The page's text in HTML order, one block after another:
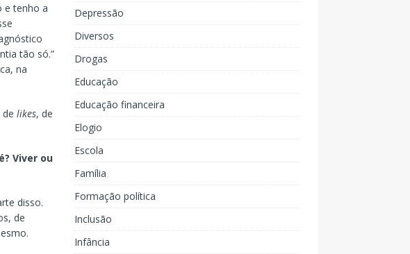
e tenho a
tão só.”
na
likes, de
Viver ou
disso.
de
Depressão
Diversos
Drogas
Educação
Educação financeira
Elogio
Escola
Família
Formação política
Inclusão
Infância